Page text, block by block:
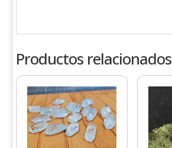
Productos relacionados